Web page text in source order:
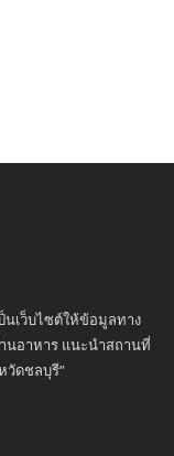
นเว็บไซต์ให้ข้อมูลทาง
นอาหาร แนะนำสถานที่
วัดชลบุรี”